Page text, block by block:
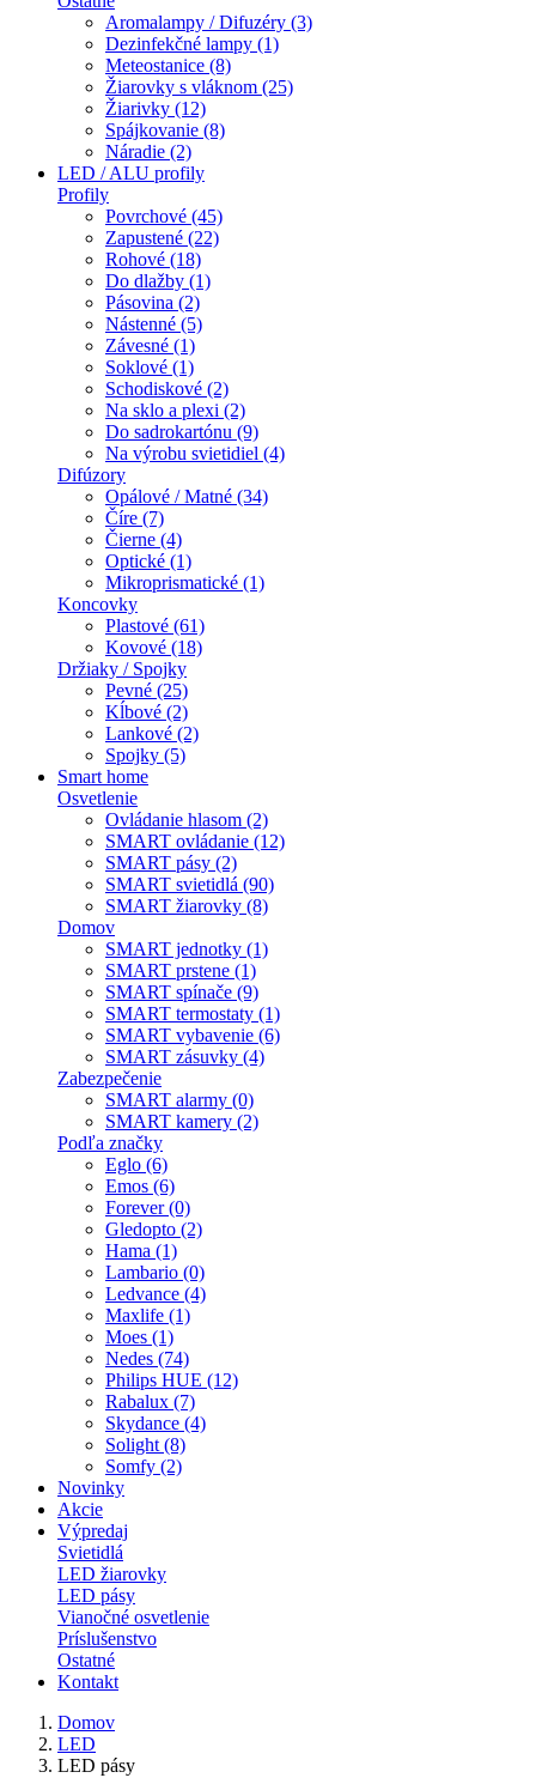
Aromalampy / Difuzéry (3)
Dezinfekčné lampy (1)
Meteostanice (8)
Žiarovky s vláknom (25)
Žiarivky (12)
Spájkovanie (8)
Náradie (2)
LED / ALU profily
Profily
Povrchové (45)
Zapustené (22)
Rohové (18)
Do dlažby (1)
Pásovina (2)
Nástenné (5)
Závesné (1)
Soklové (1)
Schodiskové (2)
Na sklo a plexi (2)
Do sadrokartónu (9)
Na výrobu svietidiel (4)
Difúzory
Opálové / Matné (34)
Číre (7)
Čierne (4)
Optické (1)
Mikroprismatické (1)
Koncovky
Plastové (61)
Kovové (18)
Držiaky / Spojky
Pevné (25)
Kĺbové (2)
Lankové (2)
Spojky (5)
Smart home
Osvetlenie
Ovládanie hlasom (2)
SMART ovládanie (12)
SMART pásy (2)
SMART svietidlá (90)
SMART žiarovky (8)
Domov
SMART jednotky (1)
SMART prstene (1)
SMART spínače (9)
SMART termostaty (1)
SMART vybavenie (6)
SMART zásuvky (4)
Zabezpečenie
SMART alarmy (0)
SMART kamery (2)
Podľa značky
Eglo (6)
Emos (6)
Forever (0)
Gledopto (2)
Hama (1)
Lambario (0)
Ledvance (4)
Maxlife (1)
Moes (1)
Nedes (74)
Philips HUE (12)
Rabalux (7)
Skydance (4)
Solight (8)
Somfy (2)
Novinky
Akcie
Výpredaj
Svietidlá
LED žiarovky
LED pásy
Vianočné osvetlenie
Príslušenstvo
Ostatné
Kontakt
Domov
LED
LED pásy